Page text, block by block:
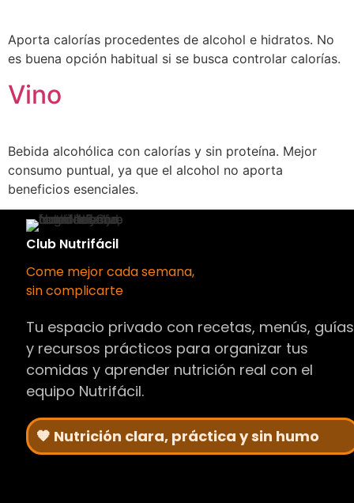
Aporta calorías procedentes de alcohol e hidratos. No
es buena opción habitual si se busca controlar calorías.
Vino
Bebida alcohólica con calorías y sin proteína. Mejor
consumo puntual, ya que el alcohol no aporta
beneficios esenciales.
Club Nutrifácil
Come mejor cada semana,
sin complicarte
Tu espacio privado con recetas, menús, guías
y recursos prácticos para organizar tus
comidas y aprender nutrición real con el
equipo Nutrifácil.
🧡 Nutrición clara, práctica y sin humo